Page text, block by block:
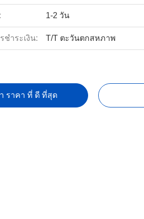
1-2 วัน
ชำระเงิน: T/T ตะวันตกสหภาพ
ราคา ที่ ดี ที่สุด